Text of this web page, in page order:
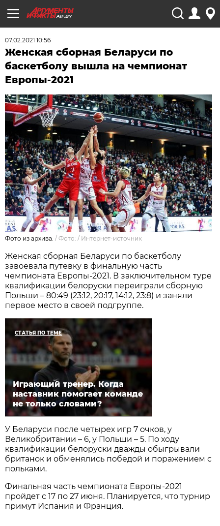
AIF.BY
07.02.2021 10:56
Женская сборная Беларуси по
баскетболу вышла на чемпионат
Европы-2021
Фото из архива. /Фото:/ Интернет-источник
Женская сборная Беларуси по баскетболу
завоевала путевку в финальную часть
чемпионата Европы-2021. В заключительном туре
квалификации белоруски переиграли сборную
Польши – 80:49 (23:12, 20:17, 14:12, 23:8) и заняли
первое место в своей подгруппе.
СТАТЬЯ ПО ТЕМЕ
Играющий тренер. Когда
наставник помогает команде
не только словами?
У Беларуси после четырех игр 7 очков, у
Великобритании – 6, у Польши – 5. По ходу
квалификации белоруски дважды обыгрывали
британок и обменялись победой и поражением с
польками.
Финальная часть чемпионата Европы-2021
пройдет с 17 по 27 июня. Планируется, что турнир
примут Испания и Франция.